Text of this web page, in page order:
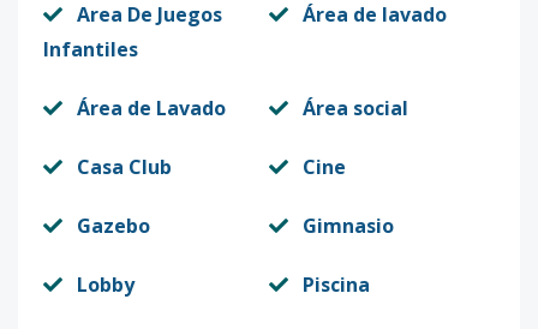
Area De Juegos
Infantiles
Área de lavado
Área de Lavado Área social
Casa Club Cine
Gazebo Gimnasio
Lobby Piscina